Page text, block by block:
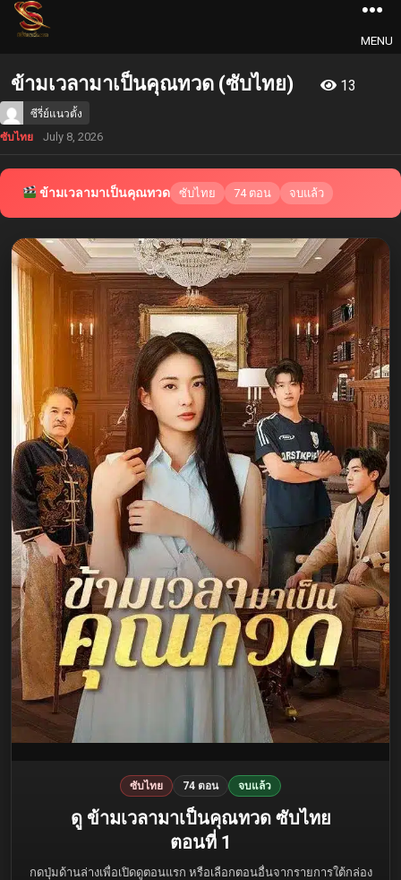
MENU
ข้ามเวลามาเป็นคุณทวด (ซับไทย) 13
ซีรี่ย์แนวตั้ง
ซับไทย
July 8, 2026
ข้ามเวลามาเป็นคุณทวด ซับไทย 74 ตอน จบแล้ว
ซับไทย 74 ตอน จบแล้ว
ดู ข้ามเวลามาเป็นคุณทวด ซับไทย
ตอนที่ 1
กดปุ่มด้านล่างเพื่อเปิดดูตอนแรก หรือเลือกตอนอื่นจากรายการใต้กล่อง